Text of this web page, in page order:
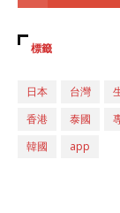
標籤
日本 台灣
香港
泰國
韓國
app